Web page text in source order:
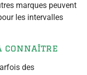
marques peuvent
les intervalles
connaître
des